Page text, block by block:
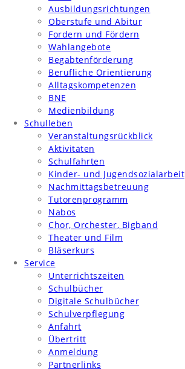
Ausbildungsrichtungen
Oberstufe und Abitur
Fordern und Fördern
Wahlangebote
Begabtenförderung
Berufliche Orientierung
Alltagskompetenzen
BNE
Medienbildung
Schulleben
Veranstaltungsrückblick
Aktivitäten
Schulfahrten
Kinder- und Jugendsozialarbeit
Nachmittagsbetreuung
Tutorenprogramm
Nabos
Chor, Orchester, Bigband
Theater und Film
Bläserkurs
Service
Unterrichtszeiten
Schulbücher
Digitale Schulbücher
Schulverpflegung
Anfahrt
Übertritt
Anmeldung
Partnerlinks